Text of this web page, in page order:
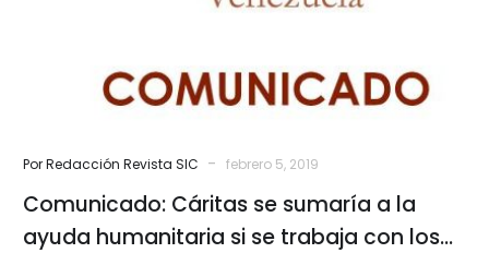
ayuda
si
se
los
mecanismos
apropiados
Por Redacción Revista SIC - febrero 5, 2019
Comunicado: Cáritas se sumaría a la
ayuda humanitaria si se trabaja con los